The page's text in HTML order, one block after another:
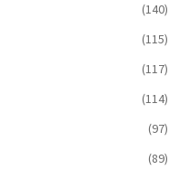
(140)
(115)
(117)
(114)
(97)
(89)